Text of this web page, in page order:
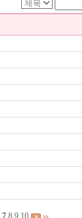
7 8 9 10